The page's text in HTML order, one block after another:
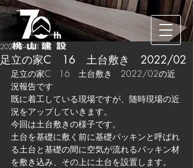
足立の家C 16 土台敷き 2022/02
2022年4月11日
足立の家C　16　土台敷き　2022/02の近
況報告です
既に着工している現場ですが、随時現場の近
況をアップしていきます。
今回は土台敷きの様子です。
土台を基礎に敷く前に基礎パッキンと呼ばれ
る土台と基礎の間に空気が流れるパッキン材
を敷き込み、その上に土台を設置します。